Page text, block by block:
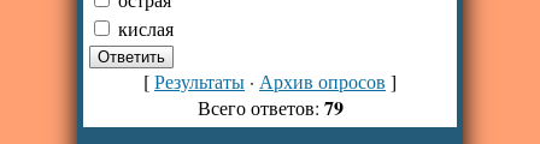
кислая
[Результаты · Архив опросов ]
Всего ответов: 79